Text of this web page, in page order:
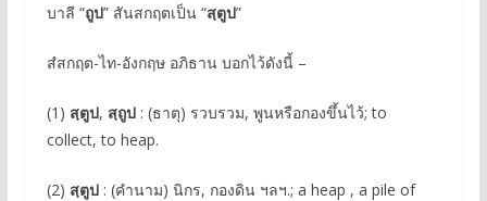
บาลี “ถูป” สันสกฤตเป็น “สฺตูป”
สํสกฤต-ไท-อังกฤษ อภิธาน บอกไว้ดังนี้ –
(1) สฺตูป, สฺถูป: (ธาตุ) รวบรวม, พูนหรือกองขึ้นไว้; to
collect, to heap.
(2) สฺตูป: (คำนาม) นิกร, กองดิน ฯลฯ.; a heap , a pile of